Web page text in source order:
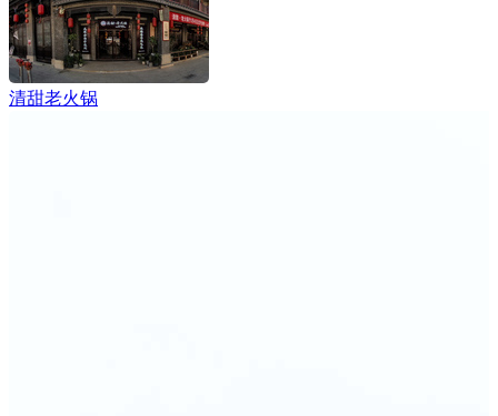
清甜老火锅